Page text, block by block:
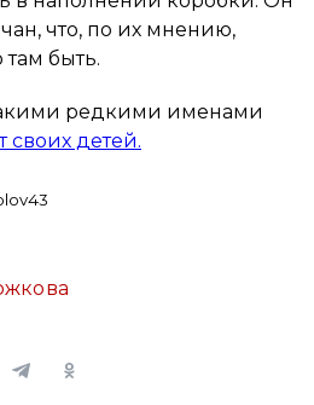
что, по их мнению,
быть.
редкими именами
своих детей.